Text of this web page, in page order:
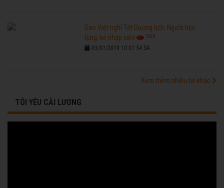
Sao Việt nghỉ Tết Dương lịch: Người tiệc
tùng, kẻ nhập viện
7673
03/01/2019 10:01:54 SA
Xem thêm nhiều tin khác
TÔI YÊU CẢI LƯƠNG